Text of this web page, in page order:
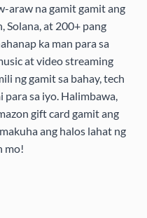
araw na gamit gamit ang
Solana, at 200+ pang
ka man para sa
at video streaming
ng gamit sa bahay, tech
sa iyo. Halimbawa,
gift card gamit ang
ang halos lahat ng
mo!